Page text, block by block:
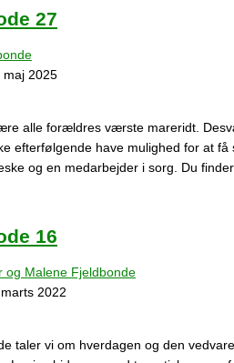
27
maj 2025
alle forældres værste mareridt.
efterfølgende have mulighed for at
og en medarbejder i sorg. Du
16
og Malene Fjeldbonde
2022
taler vi om hverdagen og den